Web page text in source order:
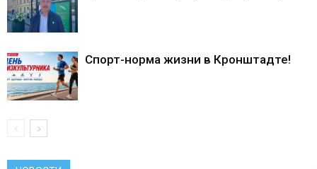
Спорт-норма жизни в Кронштадте!